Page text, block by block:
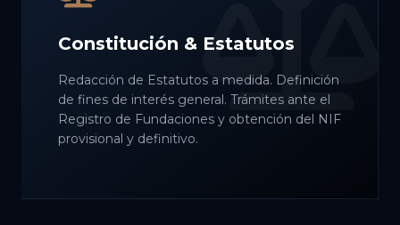
Constitución & Estatutos
Redacción de Estatutos a medida. Definición
de fines de interés general. Trámites ante el
Registro de Fundaciones y obtención del NIF
provisional y definitivo.